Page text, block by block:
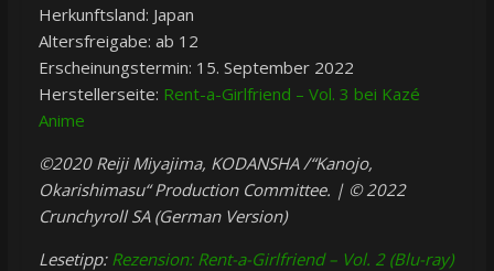
Herkunftsland: Japan
Altersfreigabe: ab 12
Erscheinungstermin: 15. September 2022
Herstellerseite: Rent-a-Girlfriend – Vol. 3 bei Kazé
Anime
©2020 Reiji Miyajima, KODANSHA /“Kanojo,
Okarishimasu“ Production Committee. | © 2022
Crunchyroll SA (German Version)
Lesetipp: Rezension: Rent-a-Girlfriend – Vol. 2 (Blu-ray)